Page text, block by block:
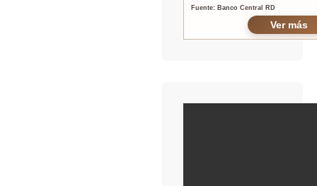
Fuente: Banco Central RD
Ver más